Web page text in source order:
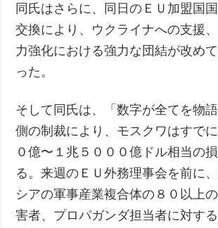
同氏はさらに、同日のＥＵ加盟国
交換により、ウクライナへの支援
力強化における強力な団結が改め
った。
そして同氏は、「数字が全てを物
側の制裁により、モスクワはすで
０億〜１兆５０００億ドル相当の
る。来週のＥＵ外務理事会を前に
シアの軍事産業複合体の８０以上
害者、プロパガンダ担当者に対す